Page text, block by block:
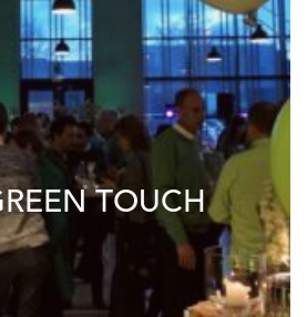
TOUCH